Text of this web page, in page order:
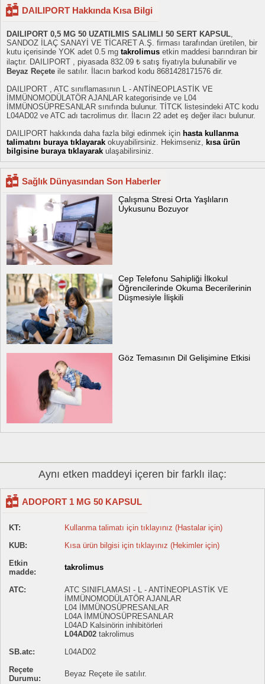
DAILIPORT Hakkında Kısa Bilgi
DAILIPORT 0,5 MG 50 UZATILMIS SALIMLI 50 SERT KAPSUL,
SANDOZ İLAÇ SANAYİ VE TİCARET A.Ş. firması tarafından üretilen, bir
kutu içerisinde YOK adet 0.5 mg takrolimus etkin maddesi barındıran bir
ilaçtır. DAILIPORT , piyasada 832.09 ₺ satış fiyatıyla bulunabilir ve
Beyaz Reçete ile satılır. İlacın barkod kodu 8681428171576 dir.
DAILIPORT , ATC sınıflamasının L - ANTİNEOPLASTİK VE
İMMÜNOMODÜLATÖR AJANLAR kategorisinde ve L04
İMMÜNOSÜPRESANLAR sınıfında bulunur. TİTCK listesindeki ATC kodu
L04AD02 ve ATC adı tacrolimus dır. İlacın 22 adet eş değer ilacı bulunur.
DAILIPORT hakkında daha fazla bilgi edinmek için hasta kullanma
talimatını buraya tıklayarak okuyabilirsiniz. Hekimseniz, kısa ürün
bilgisine buraya tıklayarak ulaşabilirsiniz.
Sağlık Dünyasından Son Haberler
Çalışma Stresi Orta Yaşlıların
Uykusunu Bozuyor
Cep Telefonu Sahipliği İlkokul
Öğrencilerinde Okuma Becerilerinin
Düşmesiyle İlişkili
Göz Temasının Dil Gelişimine Etkisi
Aynı etken maddeyi içeren bir farklı ilaç:
ADOPORT 1 MG 50 KAPSUL
KT:
Kullanma talimatı için tıklayınız (Hastalar için)
KUB:
Kısa ürün bilgisi için tıklayınız (Hekimler için)
Etkin
madde:
takrolimus
ATC:
ATC SINIFLAMASI - L - ANTİNEOPLASTİK VE
İMMÜNOMODÜLATÖR AJANLAR
L04 İMMÜNOSÜPRESANLAR
L04A İMMÜNOSÜPRESANLAR
L04AD Kalsinörin inhibitörleri
L04AD02 takrolimus
SB.atc:
L04AD02
Reçete
Durumu:
Beyaz Reçete ile satılır.